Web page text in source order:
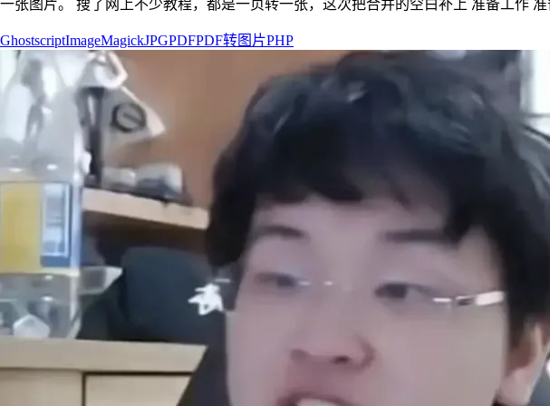
一张图片。 搜了网上不少教程，都是一页转一张，这次把合并的空白补上 准备工作 准
GhostscriptImageMagickJPGPDFPDF转图片PHP